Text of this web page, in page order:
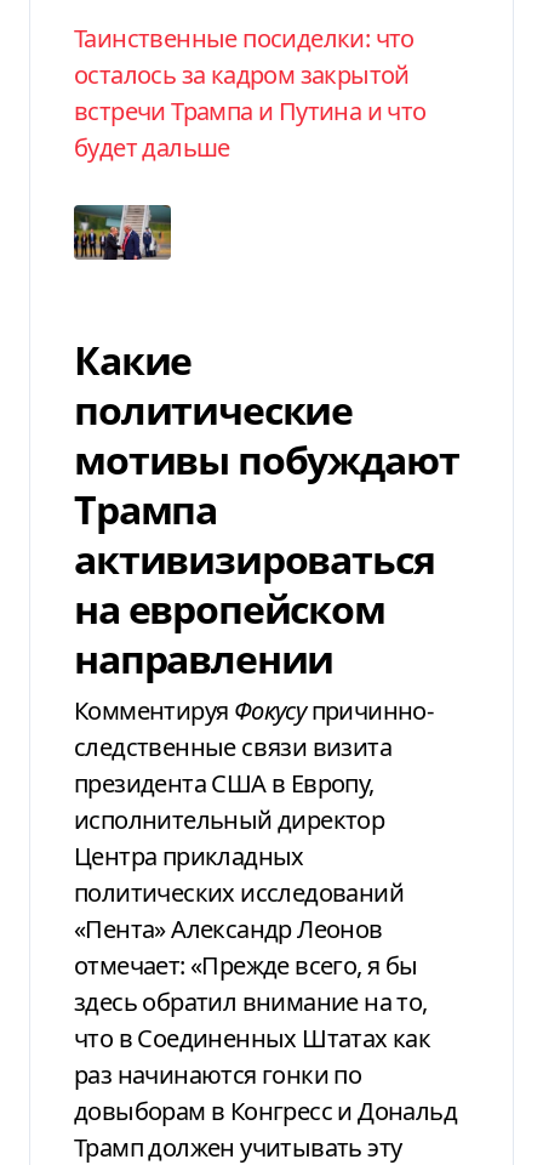
Таинственные посиделки: что
осталось за кадром закрытой
встречи Трампа и Путина и что
будет дальше
Какие
политические
мотивы побуждают
Трампа
активизироваться
на европейском
направлении
Комментируя Фокусупричинно-
следственные связи визита
президента США в Европу,
исполнительный директор
Центра прикладных
политических исследований
«Пента» Александр Леонов
отмечает: «Прежде всего, я бы
здесь обратил внимание на то,
что в Соединенных Штатах как
раз начинаются гонки по
довыборам в Конгресс и Дональд
Трамп должен учитывать эту